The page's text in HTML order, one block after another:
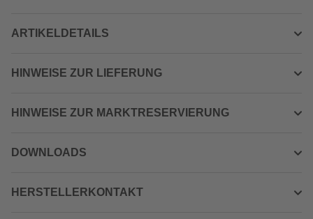
ARTIKELDETAILS
HINWEISE ZUR LIEFERUNG
HINWEISE ZUR MARKTRESERVIERUNG
DOWNLOADS
HERSTELLERKONTAKT